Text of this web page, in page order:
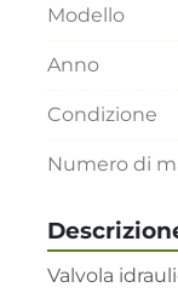
Valvola
Modello
Anno
Condizione
Numero di